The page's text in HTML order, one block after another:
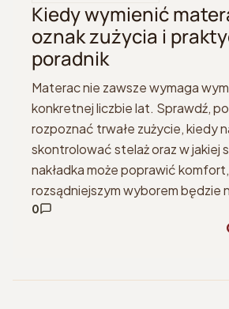
Kiedy wymienić
oznak zużycia i
poradnik
Materac nie zawsze wymaga
konkretnej liczbie lat. Sprawdź,
rozpoznać trwałe zużycie, kiedy
skontrolować stelaż oraz w jakiej
nakładka może poprawić
rozsądniejszym wyborem będzie
0